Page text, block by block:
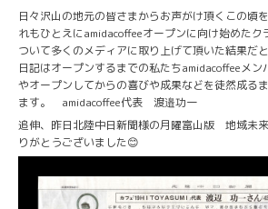
日々沢山の地元の皆さまからお声がけ頂くこの頃
れもひとえにamidacoffeeオープンに向け始めたク
ついて多くのメディアに取り上げて頂いた結果
日記はオープンするまでの私たちamidacoffeeメ
やオープンしてからの喜びや成果などを徒然成る
ます。 amidacoffee代表 渡邉功一
追伸、昨日北陸中日新聞様の月曜富山版 地域未
りがとうございました😊